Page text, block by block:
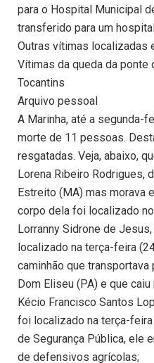
para o Hospital Municipal
transferido para um
Outras vítimas localizadas
Vítimas da queda da ponte
Tocantins
Arquivo pessoal
A Marinha, até a segunda-
morte de 11 pessoas.
resgatadas. Veja, abaixo,
Lorena Ribeiro Rodrigues,
Estreito (MA) mas morava
corpo dela foi localizado
Lorranny Sidrone de
localizado na terça-feira
caminhão que
Dom Eliseu (PA) e que
Kécio Francisco Santos
foi localizado na terça-
de Segurança Pública, ele
de defensivos agrícolas;